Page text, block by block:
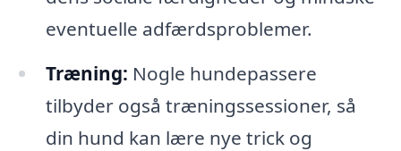
eventuelle adfærdsproblemer.
Træning: Nogle hundepassere
tilbyder også træningssessioner, så
din hund kan lære nye trick og